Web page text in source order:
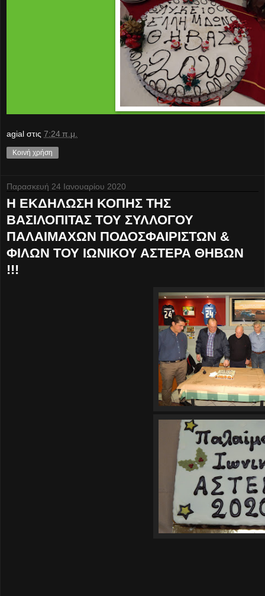
agial στις 7:24 π.μ.
Κοινή χρήση
Παρασκευή 24 Ιανουαρίου 2020
Η ΕΚΔΗΛΩΣΗ ΚΟΠΗΣ ΤΗΣ
ΒΑΣΙΛΟΠΙΤΑΣ ΤΟΥ ΣΥΛΛΟΓΟΥ
ΠΑΛΑΙΜΑΧΩΝ ΠΟΔΟΣΦΑΙΡΙΣΤΩΝ &
ΦΙΛΩΝ ΤΟΥ ΙΩΝΙΚΟΥ ΑΣΤΕΡΑ ΘΗΒΩΝ
!!!